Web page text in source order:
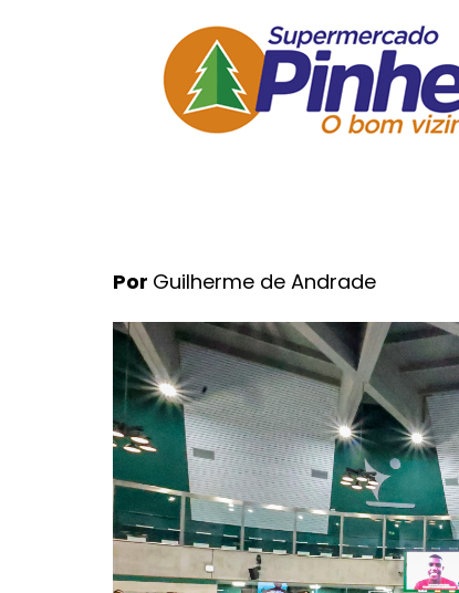
Por Guilherme de Andrade